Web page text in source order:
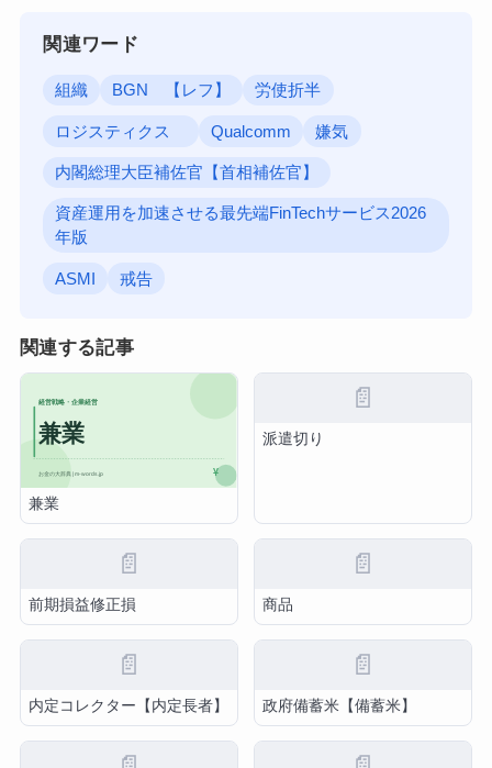
関連ワード
組織 BGN 【レフ】 労使折半
ロジスティクス Qualcomm 嫌気
内閣総理大臣補佐官【首相補佐官】
資産運用を加速させる最先端FinTechサービス2026
年版
ASMI 戒告
関連する記事
兼業
📄
派遣切り
📄
前期損益修正損
📄
商品
📄
内定コレクター【内定長者】
📄
政府備蓄米【備蓄米】